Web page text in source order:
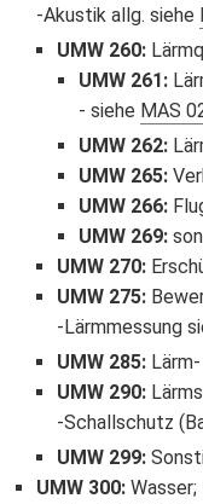
Akustik allg. siehe
UMW 260:
UMW 261:
siehe MAS
UMW 262:
UMW 265:
UMW 266:
UMW 269:
UMW 270:
UMW 275:
Lärmmessung
UMW 285:
UMW 290:
Schallschutz
UMW 299:
UMW 300:Wasser;